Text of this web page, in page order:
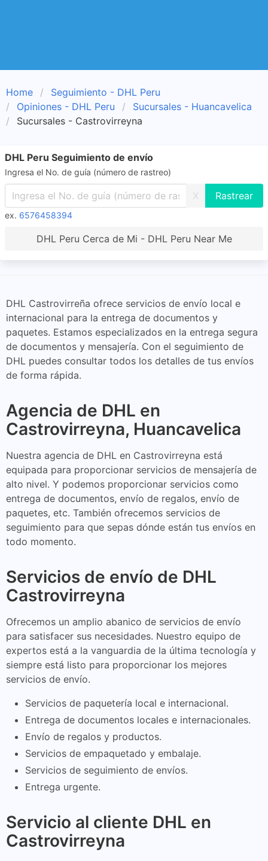
Home
Seguimiento - DHL Peru
Opiniones - DHL Peru
Sucursales - Huancavelica
Sucursales - Castrovirreyna
DHL Peru Seguimiento de envío
Ingresa el No. de guía (número de rastreo)
X
ex. 6576458394
DHL Peru Cerca de Mi - DHL Peru Near Me
DHL Castrovirreña ofrece servicios de envío local e
internacional para la entrega de documentos y
paquetes. Estamos especializados en la entrega segura
de documentos y mensajería. Con el seguimiento de
DHL puedes consultar todos los detalles de tus envíos
de forma rápida.
Agencia de DHL en
Castrovirreyna, Huancavelica
Nuestra agencia de DHL en Castrovirreyna está
equipada para proporcionar servicios de mensajería de
alto nivel. Y podemos proporcionar servicios como
entrega de documentos, envío de regalos, envío de
paquetes, etc. También ofrecemos servicios de
seguimiento para que sepas dónde están tus envíos en
todo momento.
Servicios de envío de DHL
Castrovirreyna
Ofrecemos un amplio abanico de servicios de envío
para satisfacer sus necesidades. Nuestro equipo de
expertos está a la vanguardia de la última tecnología y
siempre está listo para proporcionar los mejores
servicios de envío.
Servicios de paquetería local e internacional.
Entrega de documentos locales e internacionales.
Envío de regalos y productos.
Servicios de empaquetado y embalaje.
Servicios de seguimiento de envíos.
Entrega urgente.
Servicio al cliente DHL en
Castrovirreyna